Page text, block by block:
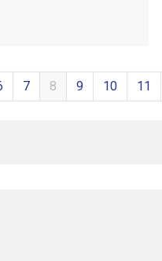
7 8 9 10 11